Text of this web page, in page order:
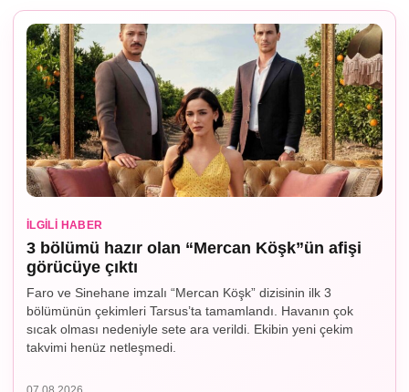
İLGILI HABER
3 bölümü hazır olan “Mercan Köşk”ün afişi
görücüye çıktı
Faro ve Sinehane imzalı “Mercan Köşk” dizisinin ilk 3
bölümünün çekimleri Tarsus’ta tamamlandı. Havanın çok
sıcak olması nedeniyle sete ara verildi. Ekibin yeni çekim
takvimi henüz netleşmedi.